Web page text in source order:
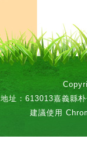
地址：613013嘉義縣
建議使用